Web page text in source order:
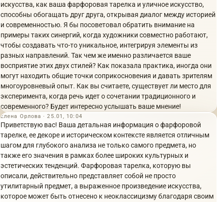
искусства, как ваша фарфоровая тарелка и уличное искусство,
способны обогащать друг друга, открывая диалог между историей
и современностью. Я бы посоветовал обратить внимание на
примеры таких синергий, когда художники совместно работают,
чтобы создавать что-то уникальное, интегрируя элементы из
разных направлений. Так чем же именно различается ваше
восприятие этих двух стилей? Как показала практика, иногда они
могут находить общие точки соприкосновения и давать зрителям
многоуровневый опыт. Как вы считаете, существует ли место для
эксперимента, когда речь идет о сочетании традиционного и
современного? Будет интересно услышать ваше мнение!
Елена Орлова · 25.01, 10:04
Приветствую вас! Ваша детальная информация о фарфоровой
тарелке, ее декоре и историческом контексте является отличным
шагом для глубокого анализа не только самого предмета, но
также его значения в рамках более широких культурных и
эстетических тенденций. Фарфоровая тарелка, которую вы
описали, действительно представляет собой не просто
утилитарный предмет, а выраженное произведение искусства,
которое может быть отнесено к неоклассицизму благодаря своим